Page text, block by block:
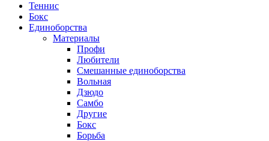
Теннис
Бокс
Единоборства
Материалы
Профи
Любители
Смешанные единоборства
Вольная
Дзюдо
Самбо
Другие
Бокс
Борьба